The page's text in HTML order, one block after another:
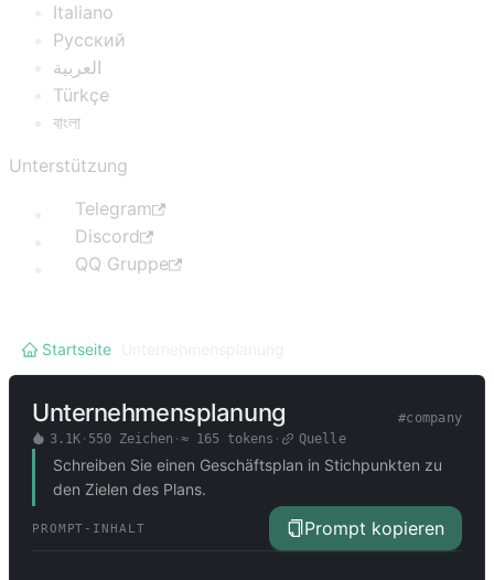
Italiano
Русский
العربية
Türkçe
বাংলা
Unterstützung
Telegram
Discord
QQ Gruppe
Startseite
Unternehmensplanung #company
3.1K· 550 Zeichen · ≈ 165 tokens · Quelle
Schreiben Sie einen Geschäftsplan in Stichpunkten zu
den Zielen des Plans.
PROMPT-INHALT Prompt kopieren